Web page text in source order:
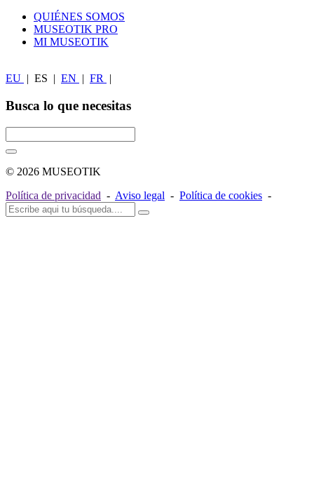
QUIÉNES SOMOS
MUSEOTIK PRO
MI MUSEOTIK
EU | ES | EN | FR |
Busca lo que necesitas
© 2026 MUSEOTIK
Política de privacidad - Aviso legal - Política de cookies -